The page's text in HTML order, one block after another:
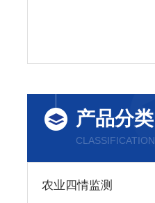
产品分类
CLASSIFICATION
农业四情监测